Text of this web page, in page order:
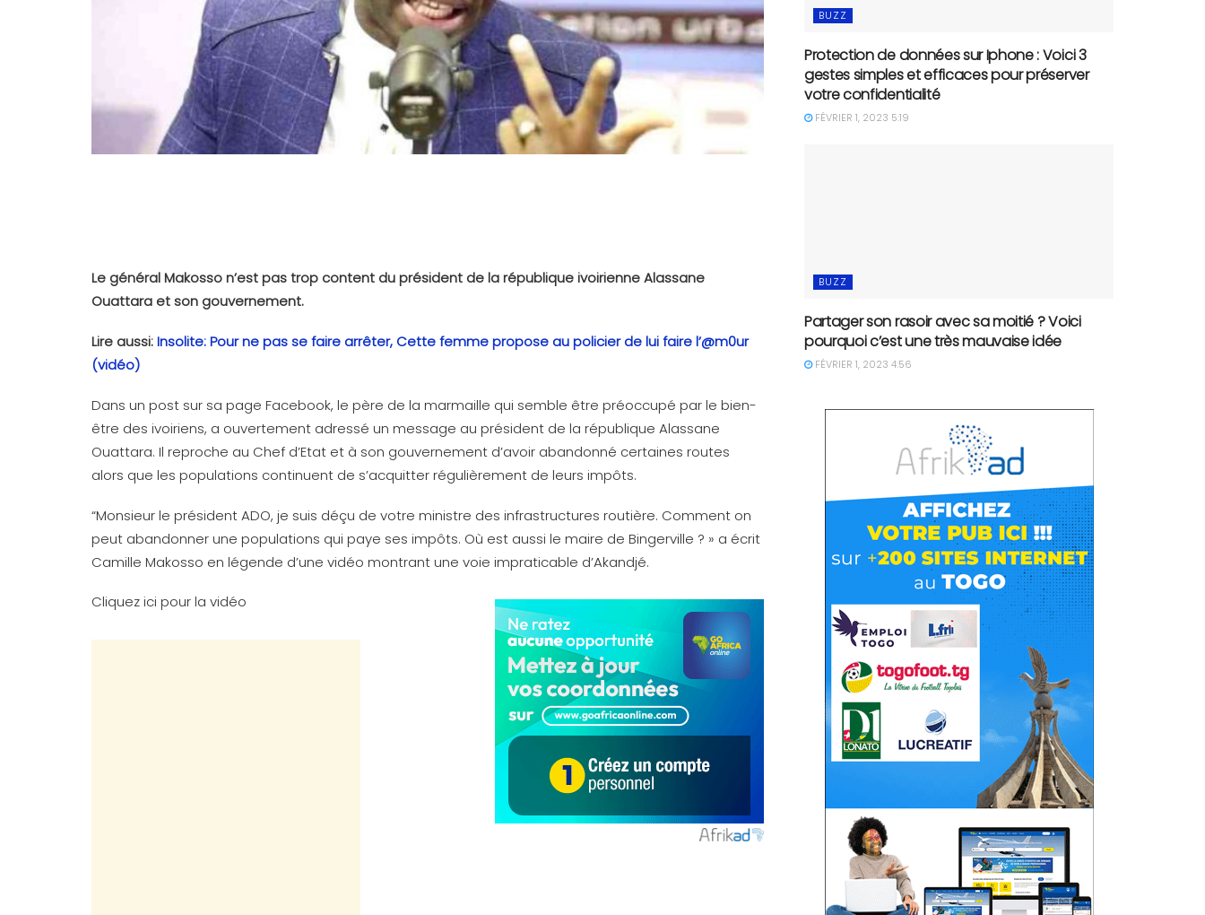
Le général Makosso n’est pas trop content du président de la république ivoirienne Alassane
Ouattara et son gouvernement.
Lire aussi:Insolite: Pour ne pas se faire arrêter, Cette femme propose au policier de lui faire l’@m0ur
(vidéo)
Dans un post sur sa page Facebook, le père de la marmaille qui semble être préoccupé par le bien-
être des ivoiriens, a ouvertement adressé un message au président de la république Alassane
Ouattara. Il reproche au Chef d’Etat et à son gouvernement d’avoir abandonné certaines routes
alors que les populations continuent de s’acquitter régulièrement de leurs impôts.
“Monsieur le président ADO, je suis déçu de votre ministre des infrastructures routière. Comment on
peut abandonner une populations qui paye ses impôts. Où est aussi le maire de Bingerville ? » a écrit
Camille Makosso en légende d’une vidéo montrant une voie impraticable d’Akandjé.
Cliquez ici pour la vidéo
BUZZ
Protection de données sur Iphone : Voici 3
gestes simples et efficaces pour préserver
votre confidentialité
FÉVRIER 1, 2023 5:19
BUZZ
Partager son rasoir avec sa moitié ? Voici
pourquoi c’est une très mauvaise idée
FÉVRIER 1, 2023 4:56